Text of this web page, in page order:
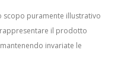
puramente illustrativo
il prodotto
invariate le